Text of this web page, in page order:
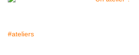
#ateliers